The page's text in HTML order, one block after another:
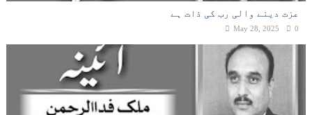
عزت دینے والی رب کی ذات ہے
May 28, 2025 0